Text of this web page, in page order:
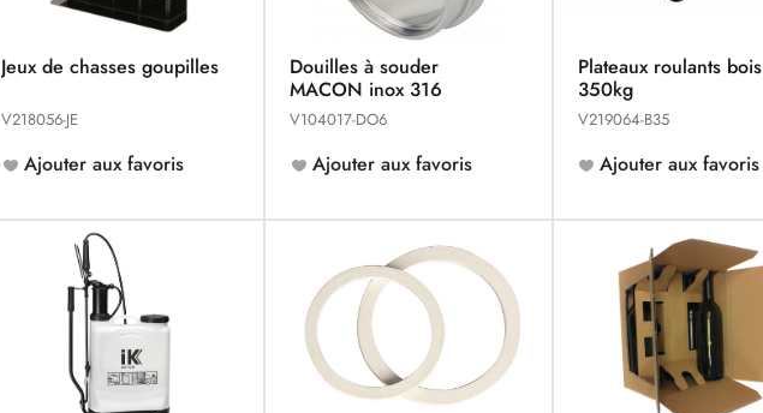
Jeux de chasses goupilles
V218056-JE
Ajouter aux favoris
Douilles à souder
MACON inox 316
V104017-DO6
Ajouter aux favoris
Plateaux roulants bois
350kg
V219064-B35
Ajouter aux favoris